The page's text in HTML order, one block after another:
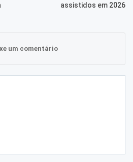
assistidos em 2026
um comentário